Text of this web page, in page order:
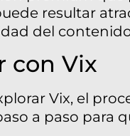
resultar
del
con Vix
Vix, el
a paso para